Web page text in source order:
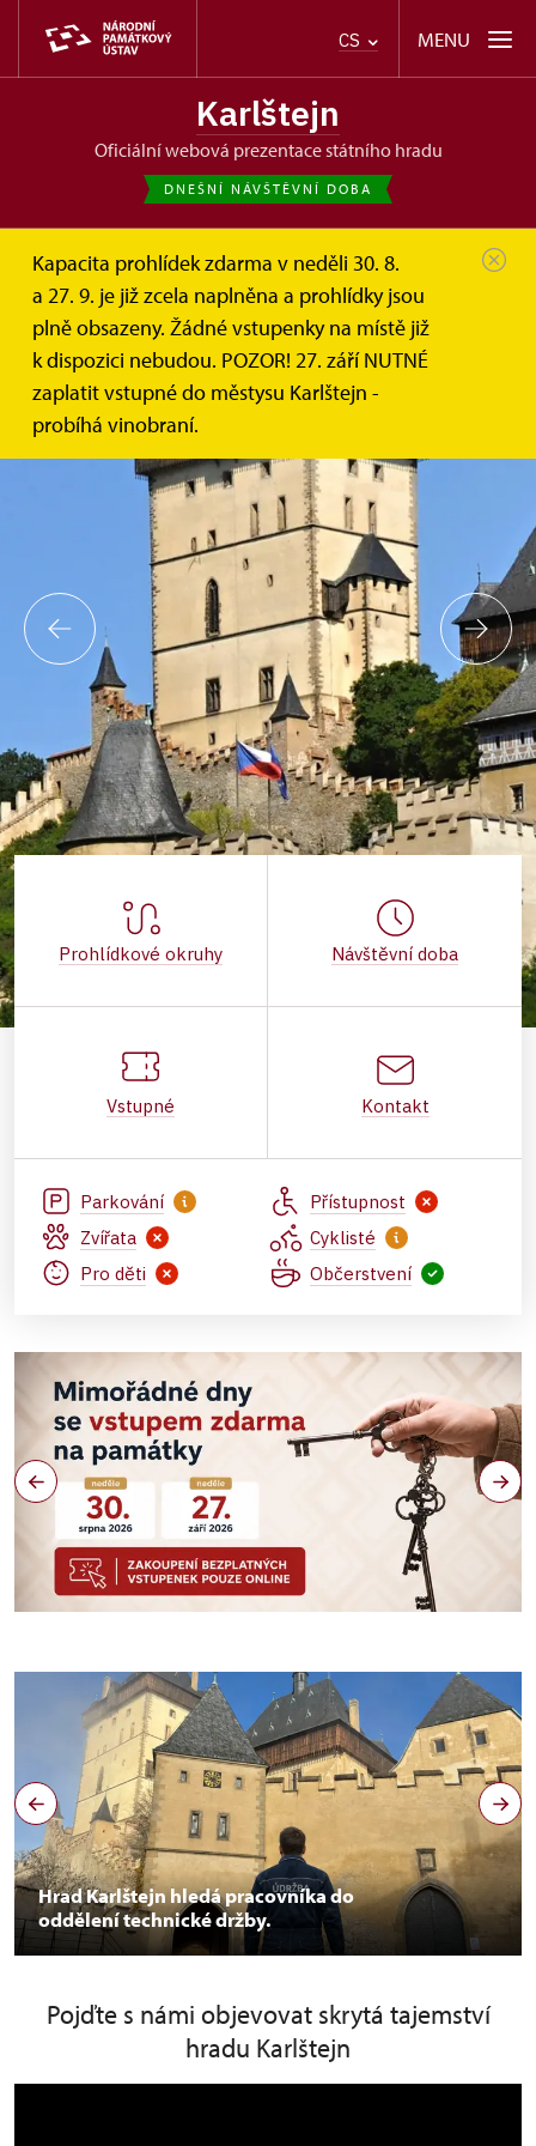
CS MENU
Karlštejn
oficiální webová prezentace státního hradu
DNEŠNÍ NÁVŠTĚVNÍ DOBA
Kapacita prohlídek zdarma v neděli 30. 8.
a 27. 9. je již zcela naplněna a prohlídky jsou
plně obsazeny. Žádné vstupenky na místě již
k dispozici nebudou. POZOR! 27. září NUTNÉ
zaplatit vstupné do městysu Karlštejn -
probíhá vinobraní.
Prohlídkové okruhy Návštěvní doba
Vstupné Kontakt
Parkování
Přístupnost
Zvířata
Cyklisté
Pro děti
Občerstvení
Hrad Karlštejn hledá pracovníka do
oddělení technické držby.
Pojďte s námi objevovat skrytá tajemství
hradu Karlštejn